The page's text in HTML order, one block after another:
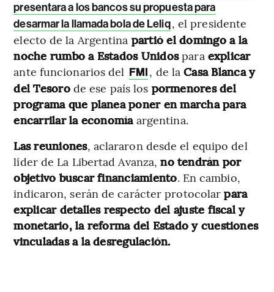
presentara a los bancos su propuesta para
desarmar la llamada bola de Leliq, el presidente
electo de la Argentina partió el domingo a la
noche rumbo a Estados Unidospara explicar
ante funcionarios del FMI, de laCasa Blanca y
del Tesorode ese país los pormenores del
programa que planea poner en marcha para
encarrilar la economíaargentina.
Las reuniones, aclararon desde el equipo del
líder de La Libertad Avanza,no tendrán por
objetivo buscar financiamiento. En cambio,
indicaron, serán de carácter protocolarpara
explicar detalles respecto del ajuste fiscal y
monetario, la reforma del Estado y cuestiones
vinculadas a la desregulación.